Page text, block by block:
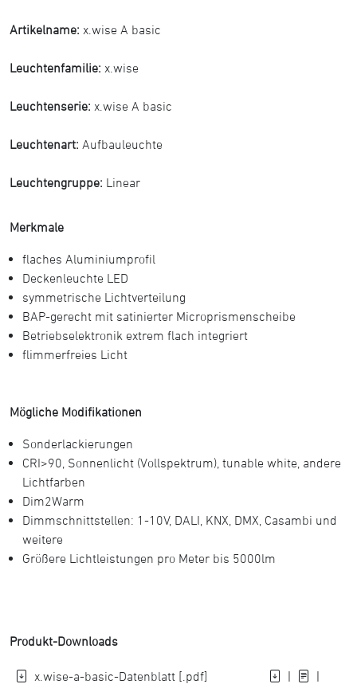
Artikelname: x.wise A basic
Leuchtenfamilie: x.wise
Leuchtenserie: x.wise A basic
Leuchtenart: Aufbauleuchte
Leuchtengruppe: Linear
Merkmale
flaches Aluminiumprofil
Deckenleuchte LED
symmetrische Lichtverteilung
BAP-gerecht mit satinierter Microprismenscheibe
Betriebselektronik extrem flach integriert
flimmerfreies Licht
Mögliche Modifikationen
Sonderlackierungen
CRI>90, Sonnenlicht (Vollspektrum), tunable white, andere
Lichtfarben
Dim2Warm
Dimmschnittstellen: 1-10V, DALI, KNX, DMX, Casambi und
weitere
Größere Lichtleistungen pro Meter bis 5000lm
Produkt-Downloads
x.wise-a-basic-Datenblatt [.pdf] | |